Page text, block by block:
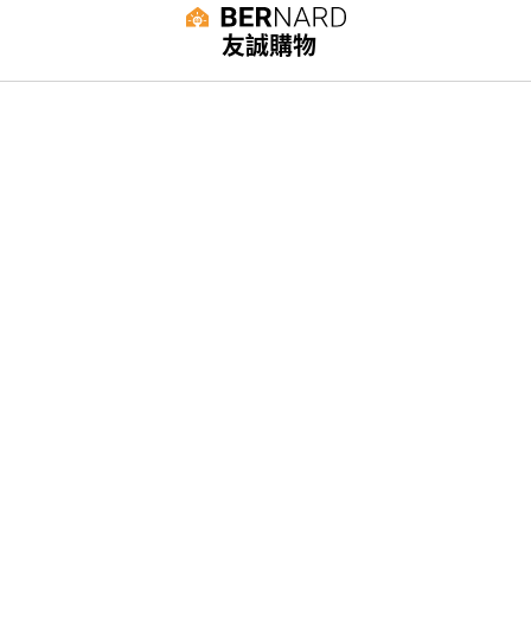
友誠購物